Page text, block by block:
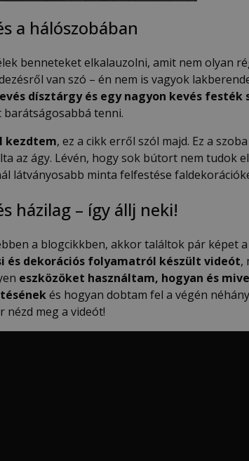
a hálószobában
benneteket elkalauzolni, amit nem olyan
van szó – én nem is vagyok
dísztárgy és egy nagyon kevés festék
tenni.
kezdtem, ez a cikk erről szól majd. Ez a
az ágy. Lévén, hogy sok bútort nem tudok
látványosabb minta felfestése
házilag – így állj neki!
a blogcikkben, akkor találtok pár képet
és dekorációs folyamatról készült videót,
eszközöket használtam, hogyan és
és hogyan dobtam fel a végén
meg a videót!